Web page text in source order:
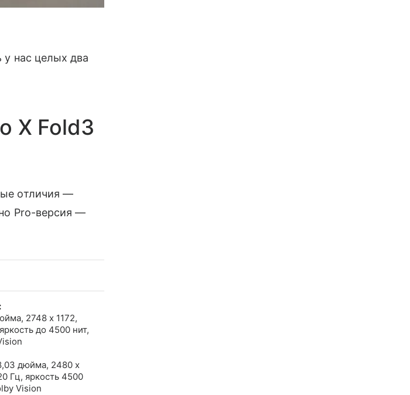
у нас целых два
X Fold3
отличия —
Pro-версия —
2748 x 1172,
до 4500 нит,
дюйма, 2480 x
Гц, яркость 4500
Vision